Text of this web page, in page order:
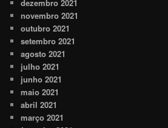
dezembro 2021
novembro 2021
outubro 2021
setembro 2021
agosto 2021
julho 2021
junho 2021
maio 2021
abril 2021
março 2021